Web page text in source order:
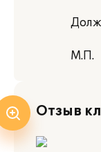
М.П.
Отзыв